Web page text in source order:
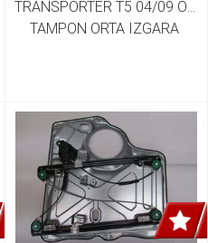
TRANSPORTER T5 04/09 ÖN
TAMPON ORTA IZGARA